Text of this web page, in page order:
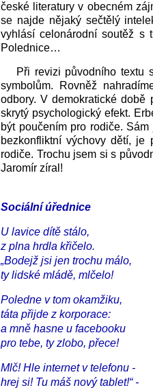
české literatury v obecném
se najde nějaký sečtělý
vyhlásí celonárodní soutěž s
Polednice…
Při revizi původního textu
symbolům. Rovněž
odbory. V demokratické
skrytý psychologický efekt.
být poučením pro rodiče.
bezkonfliktní výchovy dětí,
rodiče. Trochu jsem si s
Jaromír zíral!
Sociální úřednice
U lavice dítě stálo,
z plna hrdla křičelo.
„Bodejž jsi jen trochu málo,
ty lidské mládě, mlčelo!
Poledne v tom okamžiku,
táta přijde z korporace:
a mně hasne u facebooku
pro tebe, ty zlobo, přece!
Mlč! Hle internet v telefonu -
hrej si! Tu máš nový tablet!“ -